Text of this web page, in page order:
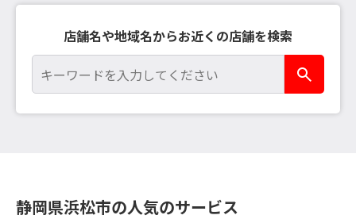
店舗名や地域名からお近くの店舗を検索
静岡県浜松市の人気のサービス